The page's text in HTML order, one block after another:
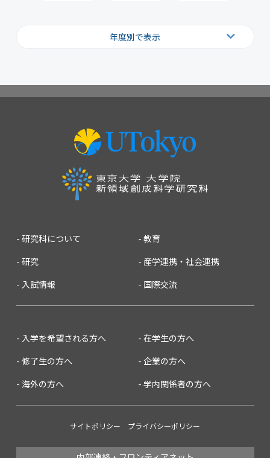
年度別で表示
研究科について
教育
研究
産学連携・社会連携
入試情報
国際交流
入学を希望される方へ
在学生の方へ
修了生の方へ
企業の方へ
海外の方へ
学内関係者の方へ
サイトポリシー プライバシーポリシー